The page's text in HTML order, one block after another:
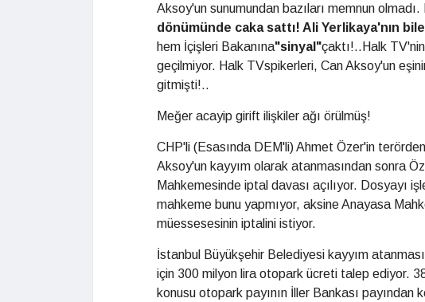
Aksoy'un sunumundan bazıları memnun
dönümünde caka sattı! Ali Yerlikaya'nın
hem İçişleri Bakanına"sinyal"çaktı!..Halk
geçilmiyor. Halk TVspikerleri, Can Aksoy'un
gitmişti!..
Meğer acayip girift ilişkiler ağı örülmüş!
CHP'li (Esasında DEM'li) Ahmet Özer'in
Aksoy'un kayyım olarak atanmasından sonra
Mahkemesinde iptal davası açılıyor. Dosyayı
mahkeme bunu yapmıyor, aksine Anayasa
müessesesinin iptalini istiyor.
İstanbul Büyükşehir Belediyesi kayyım
için 300 milyon lira otopark ücreti talep ediyor.
konusu otopark payının İller Bankası